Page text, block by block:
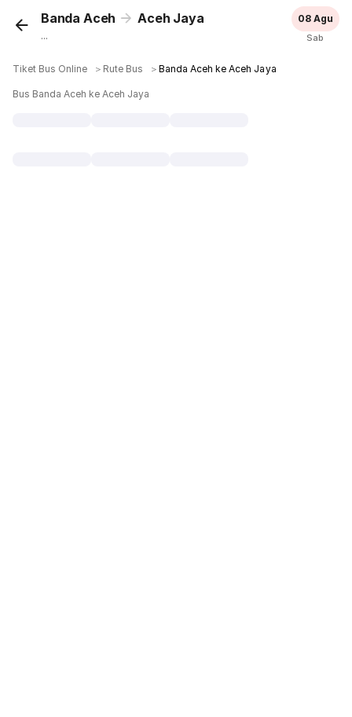
Banda Aceh Aceh Jaya
...
08 Agu
Sab
Tiket Bus Online ＞ Rute Bus ＞Banda Aceh ke Aceh Jaya
Bus Banda Aceh ke Aceh Jaya